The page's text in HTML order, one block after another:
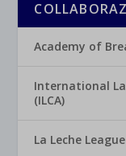
Academy of
International
(ILCA)
La Leche